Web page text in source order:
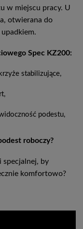
w miejscu pracy. U
otwierana do
Spec KZ200:
stabilizujące,
podestu,
roboczy?
specjalnej, by
komfortowo?